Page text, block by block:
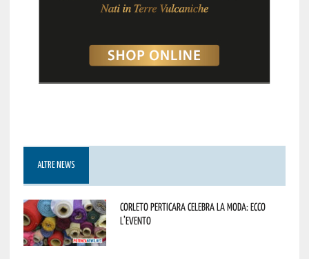
ALTRE NEWS
Corleto Perticara celebra la moda: ecco
l’evento